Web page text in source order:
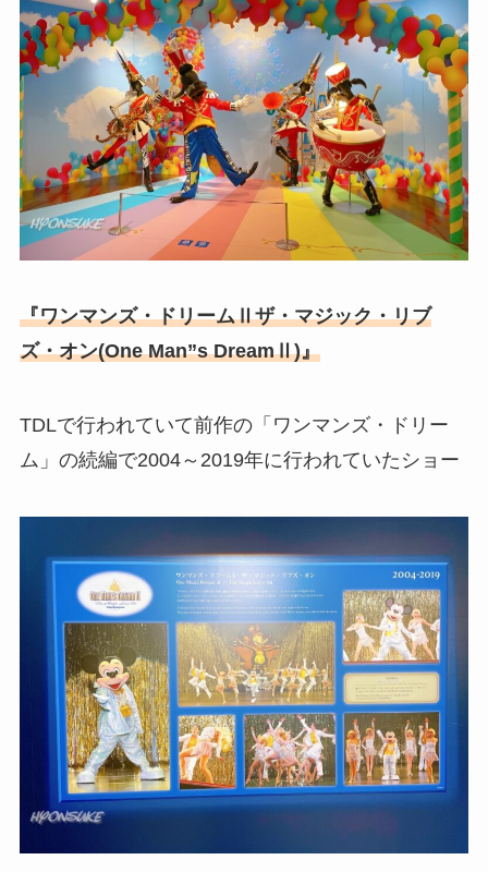
『ワンマンズ・ドリームⅡザ・マジック・リブ
ズ・オン(One Man”s DreamⅡ)』
TDLで行われていて前作の「ワンマンズ・ドリー
ム」の続編で2004～2019年に行われていたショー